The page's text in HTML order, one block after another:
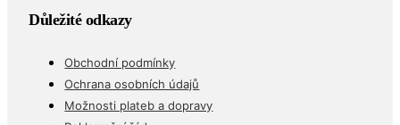
Důležité odkazy
Obchodní podmínky
Ochrana osobních údajů
Možnosti plateb a dopravy